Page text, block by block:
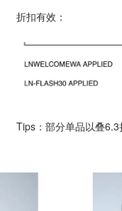
折扣有效：
Tips：部分单品以叠6.3